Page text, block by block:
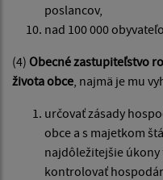
poslancov,
nad 100 000
(4) Obecné zastupiteľstvo
života obce , najmä je mu
určovať zásady
obce a s majetkom
najdôležitejšie
kontrolovať